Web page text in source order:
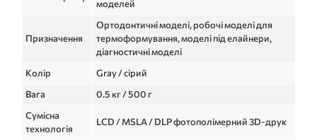
моделей
Призначення
Ортодонтичні моделі, робочі моделі для
термоформування, моделі під елайнери,
діагностичні моделі
Колір
Gray / сірий
Вага
0.5 кг / 500 г
Сумісна
технологія
LCD / MSLA / DLP фотополімерний 3D-друк